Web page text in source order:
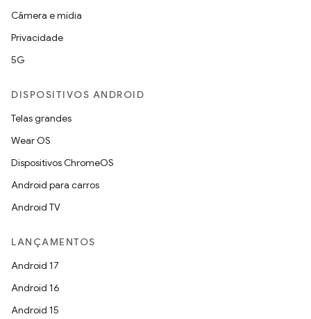
Câmera e mídia
Privacidade
5G
DISPOSITIVOS ANDROID
Telas grandes
Wear OS
Dispositivos ChromeOS
Android para carros
Android TV
LANÇAMENTOS
Android 17
Android 16
Android 15